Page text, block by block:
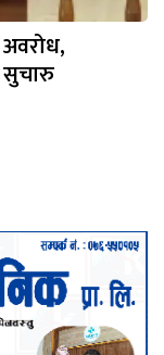
अवरोध,
सुचारु